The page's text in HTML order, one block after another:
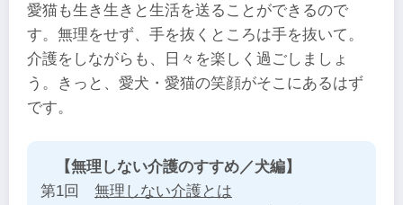
愛猫も生き生きと生活を送ることができるので
す。無理をせず、手を抜くところは手を抜いて。
介護をしながらも、日々を楽しく過ごしましょ
う。きっと、愛犬・愛猫の笑顔がそこにあるはず
です。
【無理しない介護のすすめ／犬編】
第1回 無理しない介護とは